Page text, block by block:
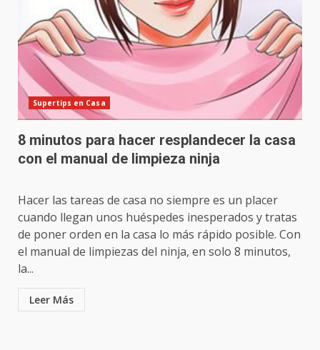
Supertips en Casa
8 minutos para hacer resplandecer la casa
con el manual de limpieza ninja
Hacer las tareas de casa no siempre es un placer
cuando llegan unos huéspedes inesperados y tratas
de poner orden en la casa lo más rápido posible. Con
el manual de limpiezas del ninja, en solo 8 minutos,
la...
Leer Más